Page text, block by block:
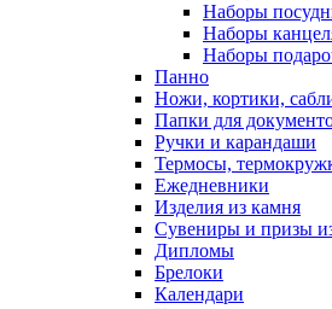
Наборы
Наборы
Наборы
Панно
Ножи, кортики,
Папки для
Ручки и карандаши
Термосы,
Ежедневники
Изделия из камня
Сувениры и призы
Дипломы
Брелоки
Календари